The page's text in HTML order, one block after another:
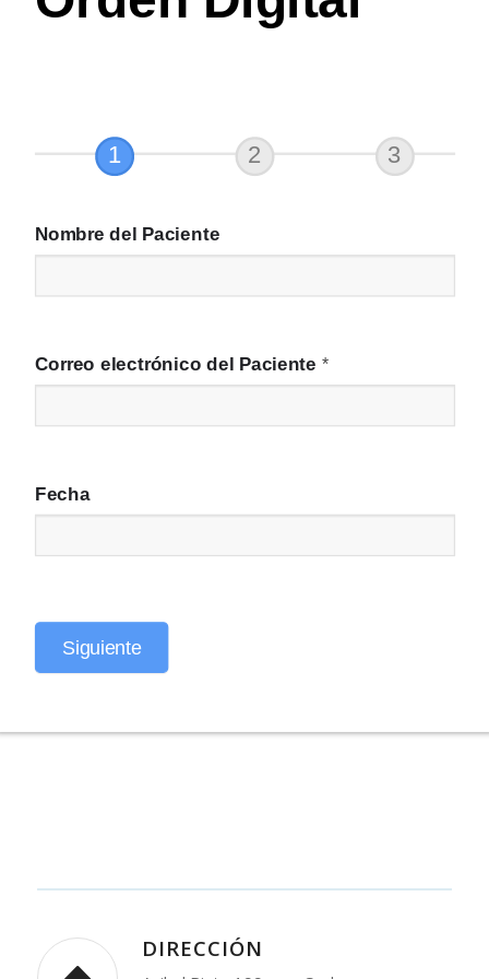
Digital
Nombre del Paciente
Correo electrónico del Paciente *
Fecha
Siguiente
DIRECCIÓN